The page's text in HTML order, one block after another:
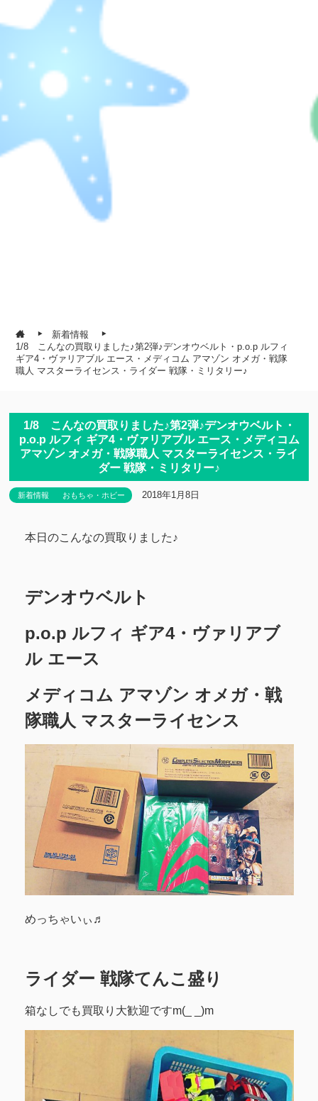
新着情報
1/8 こんなの買取りました♪第2弾♪デンオウベルト・p.o.p ルフィ
ギア4・ヴァリアブル エース・メディコム アマゾン オメガ・戦隊
職人 マスターライセンス・ライダー 戦隊・ミリタリー♪
1/8 こんなの買取りました♪第2弾♪デンオウベルト・
p.o.p ルフィ ギア4・ヴァリアブル エース・メディコム
アマゾン オメガ・戦隊職人 マスターライセンス・ライ
ダー 戦隊・ミリタリー♪
新着情報 おもちゃ・ホビー 2018年1月8日
本日のこんなの買取りました♪
デンオウベルト
p.o.p ルフィ ギア4・ヴァリアブ
ル エース
メディコム アマゾン オメガ・戦
隊職人 マスターライセンス
めっちゃいぃ♬
ライダー 戦隊てんこ盛り
箱なしでも買取り大歓迎ですm(_ _)m